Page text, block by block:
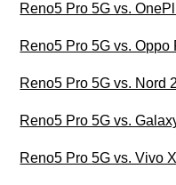
Reno5 Pro 5G vs.
Reno5 Pro 5G vs. Oppo
Reno5 Pro 5G vs. Nord
Reno5 Pro 5G vs.
Reno5 Pro 5G vs. Vivo